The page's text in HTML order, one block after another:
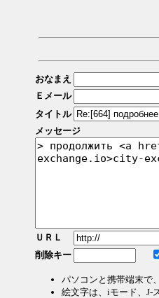
おなまえ
Ｅメール
タイトル
メッセージ
ＵＲＬ
削除キー
パソコンと携帯端末で
絵文字は、iモード、J-